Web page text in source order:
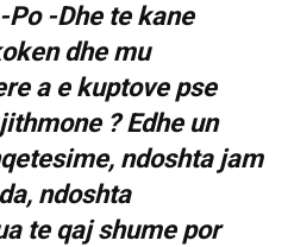
-Dhe te kane
dhe mu
a e kuptove pse
? Edhe un
ndoshta jam
ndoshta
te qaj shume por